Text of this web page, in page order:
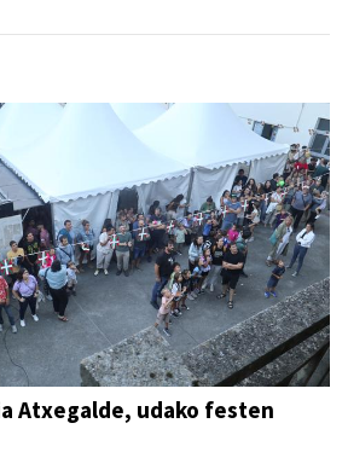
Atxegalde, udako festen